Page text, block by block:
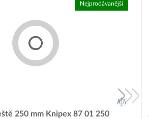
Nejprodávanější
250 mm Knipex 87 01 250